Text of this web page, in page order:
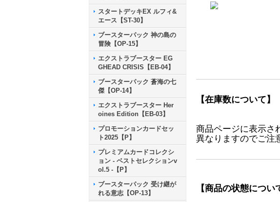
スタートデッキEX ルフィ&
エース【ST-30】
ブースターパック 神の島の
冒険【OP-15】
エクストラブースター EG
GHEAD CRISIS【EB-04】
ブースターパック 蒼海の七
傑【OP-14】
エクストラブースター Her
oines Edition【EB-03】
プロモーションカードセッ
ト2025【P】
プレミアムカードコレクシ
ョン - ベストセレクションv
ol.5 -【P】
ブースターパック 受け継が
れる意志【OP-13】
【在庫数について】
商品ページに表示さ
異なりますのでご注
【商品の状態につい